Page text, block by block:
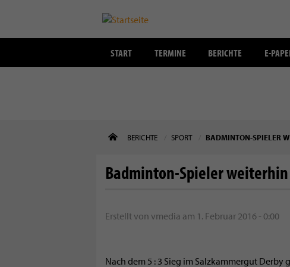
START TERMINE BERICHTE E-
BERICHTE SPORT BADMINTON-SPIELER
Badminton-Spieler weiterhin
Erstellt von vmedia am 1. Februar 2016 - 0:00
Nach dem 5 : 3 Sieg im Salzkammergut